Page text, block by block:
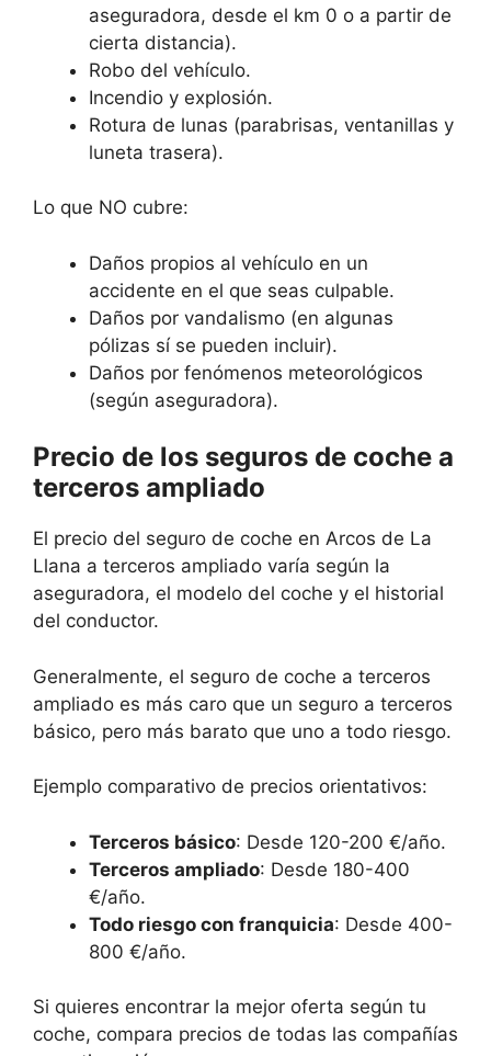
aseguradora, desde el km 0 o a partir de
cierta distancia).
Robo del vehículo.
Incendio y explosión.
Rotura de lunas (parabrisas, ventanillas y
luneta trasera).
Lo que NO cubre:
Daños propios al vehículo en un
accidente en el que seas culpable.
Daños por vandalismo (en algunas
pólizas sí se pueden incluir).
Daños por fenómenos meteorológicos
(según aseguradora).
Precio de los seguros de coche a
terceros ampliado
El precio del seguro de coche en Arcos de La
Llana a terceros ampliado varía según la
aseguradora, el modelo del coche y el historial
del conductor.
Generalmente, el seguro de coche a terceros
ampliado es más caro que un seguro a terceros
básico, pero más barato que uno a todo riesgo.
Ejemplo comparativo de precios orientativos:
Terceros básico: Desde 120-200 €/año.
Terceros ampliado: Desde 180-400
€/año.
Todo riesgo con franquicia: Desde 400-
800 €/año.
Si quieres encontrar la mejor oferta según tu
coche, compara precios de todas las compañías